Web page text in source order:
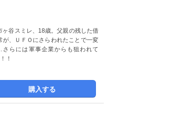
谷スミレ、18歳。父親の残した借
、ＵＦＯにさらわれたことで一変
らには軍事企業からも狙われて
！
購入する